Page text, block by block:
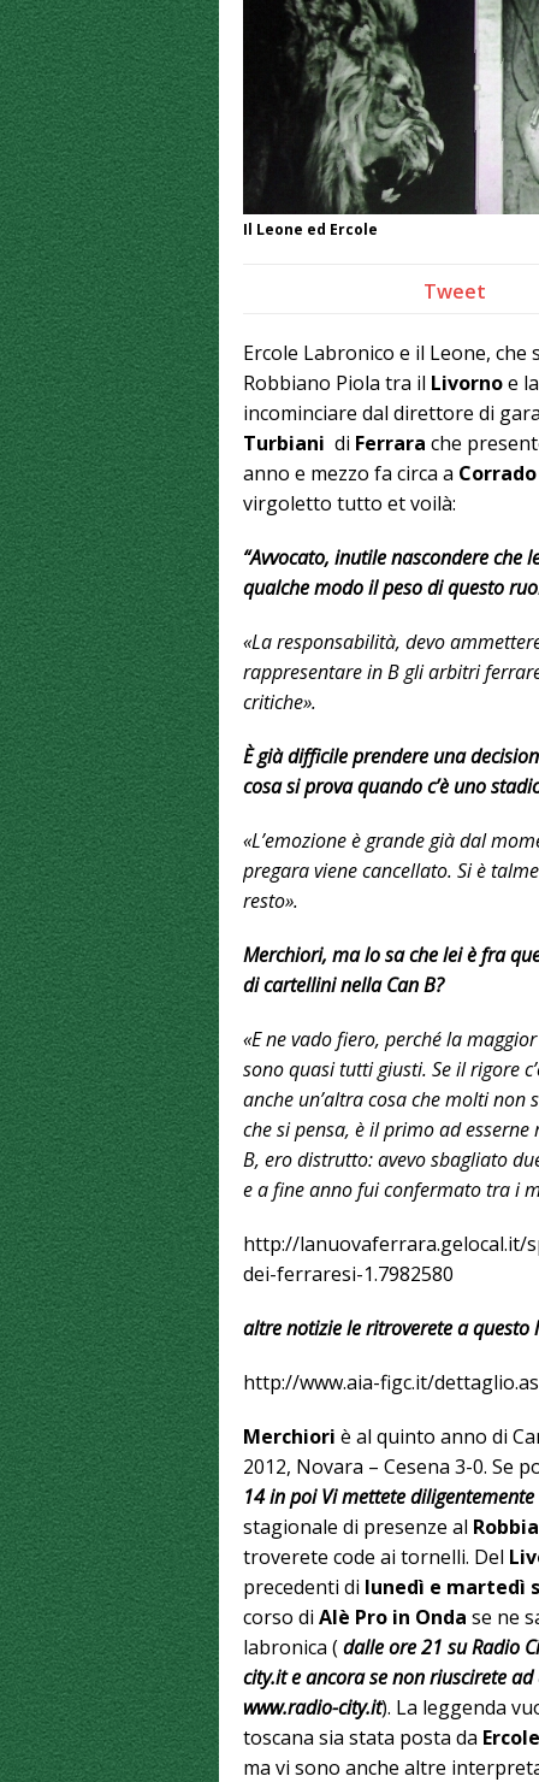
Il Leone ed Ercole
Tweet
Ercole Labronico e il Leone,
Robbiano Piola tra il Livornoe
incominciare dal direttore di
Turbiani di Ferrara che
anno e mezzo fa circa a
virgoletto tutto et voilà:
“Avvocato, inutile nascondere che
qualche modo il peso di questo
«La responsabilità, devo
rappresentare in B gli arbitri
critiche».
È già difficile prendere una
cosa si prova quando c’è uno
«L’emozione è grande già dal
pregara viene cancellato. Si è
resto».
Merchiori, ma lo sa che lei è fra
di cartellini nella Can B?
«E ne vado fiero, perché la
sono quasi tutti giusti. Se il rigore
anche un’altra cosa che molti
che si pensa, è il primo ad
B, ero distrutto: avevo sbagliato
e a fine anno fui confermato tra i
http://lanuovaferrara.gelocal.it/
dei-ferraresi-1.7982580
altre notizie le ritroverete a questo
http://www.aia-figc.it/
Merchiori è al quinto anno di
2012, Novara – Cesena 3-0.
14 in poi Vi mettete
stagionale di presenze al
troverete code ai tornelli. Del
precedenti di lunedì e martedì
corso di Alè Pro in Onda se ne
labronica (dalle ore 21 su Radio
city.it e ancora se non riuscirete
www.radio-city.it). La leggenda
toscana sia stata posta da
ma vi sono anche altre